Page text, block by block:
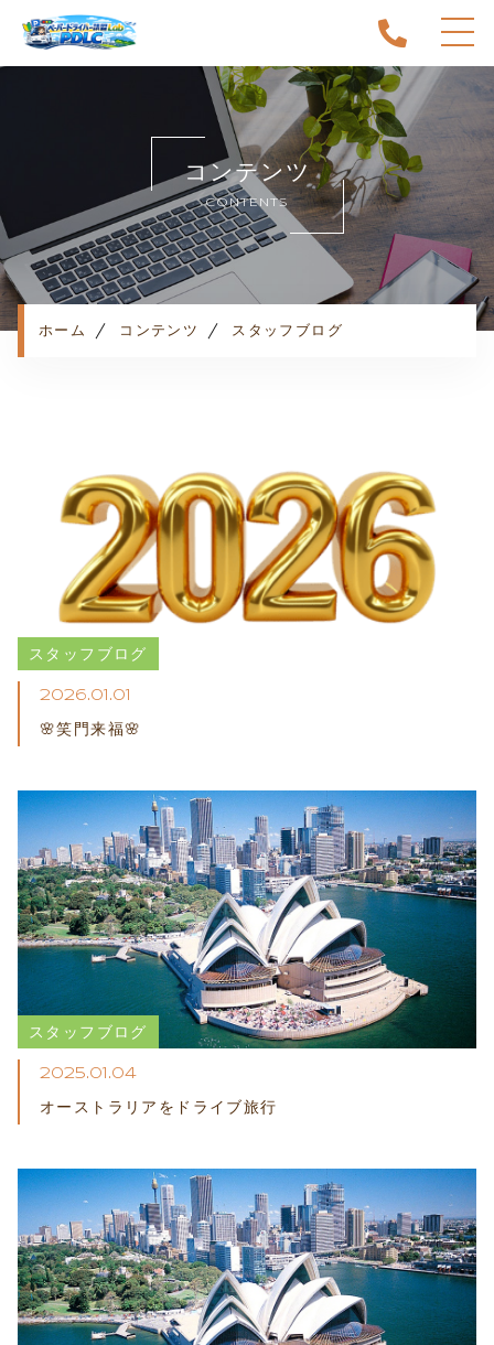
ホーム
当スクールについて
キャンペーン
料金表・コース
出張エリア
予約状況
プライバシーポリシー
コンテンツ
CONTENTS
ホーム コンテンツ スタッフブログ
スタッフブログ
2026.01.01
🌸笑門来福🌸
スタッフブログ
2025.01.04
オーストラリアをドライブ​旅行